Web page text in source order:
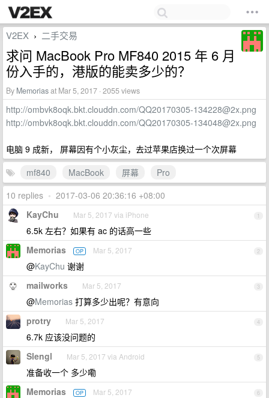
V2EX › 二手交易
求问 MacBook Pro MF840 2015 年 6 月
份入手的，港版的能卖多少的？
By Memoriasat Mar 5, 2017 · 2055 views
http://ombvk8oqk.bkt.clouddn.com/QQ20170305-134228@2x.png
http://ombvk8oqk.bkt.clouddn.com/QQ20170305-134048@2x.png
电脑 9 成新， 屏幕因有个小灰尘，去过苹果店换过一个次屏幕
mf840
MacBook 屏幕
Pro
10 replies • 2017-03-06 20:36:16 +08:00
1
KayChu Mar 5, 2017 via iPhone
6.5k 左右？如果有 ac 的话高一些
2
Memorias OP Mar 5, 2017
@KayChu 谢谢
3
mailworks Mar 5, 2017
@Memorias 打算多少出呢？有意向
4
protry Mar 5, 2017
6.7k 应该没问题的
5
Slengl Mar 5, 2017 via Android
准备收一个 多少嘞
6
Memorias OP Mar 5, 2017